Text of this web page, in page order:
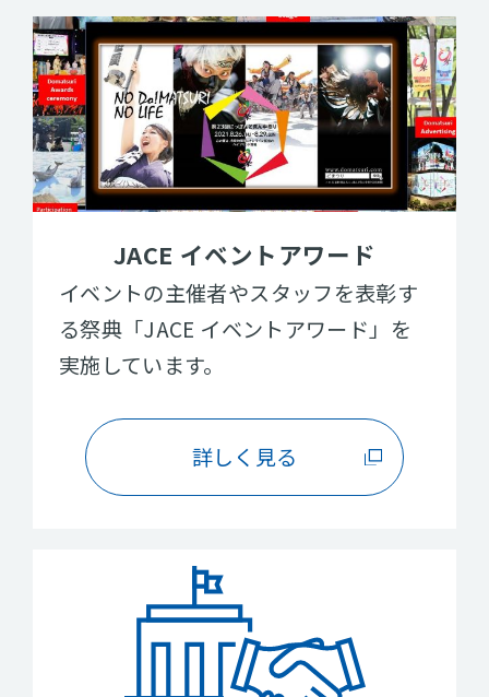
JACE イベントアワード
イベントの主催者やスタッフを表彰す
る祭典「JACE イベントアワード」を
実施しています。
詳しく見る